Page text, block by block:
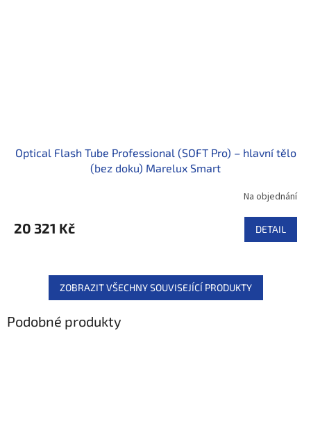
Optical Flash Tube Professional (SOFT Pro) – hlavní tělo
(bez doku) Marelux Smart
Na objednání
20 321 Kč DETAIL
ZOBRAZIT VŠECHNY SOUVISEJÍCÍ PRODUKTY
Podobné produkty